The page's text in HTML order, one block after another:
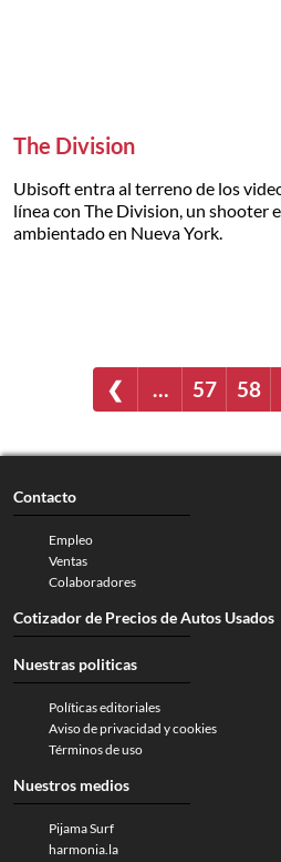
The Division
Ubisoft entra al terreno de los
línea con The Division, un shooter
ambientado en Nueva York.
❮ … 57 58
Contacto
Empleo
Ventas
Colaboradores
Cotizador de Precios de Autos Usados
Nuestras politicas
Políticas editoriales
Aviso de privacidad y cookies
Términos de uso
Nuestros medios
Pijama Surf
harmonia.la